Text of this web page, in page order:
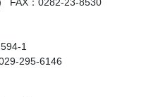
1
295-6146